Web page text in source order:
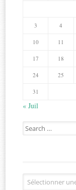
3 4
10 11
17 18
24 25
31
« Juil
Search
for:
Catégories